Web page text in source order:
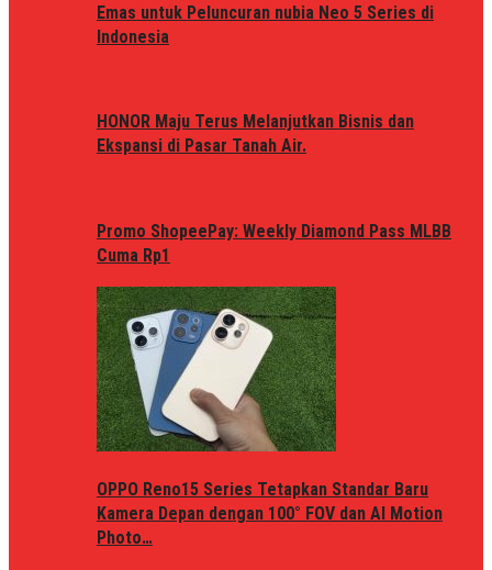
Emas untuk Peluncuran nubia Neo 5 Series di
Indonesia
HONOR Maju Terus Melanjutkan Bisnis dan
Ekspansi di Pasar Tanah Air.
Promo ShopeePay: Weekly Diamond Pass MLBB
Cuma Rp1
OPPO Reno15 Series Tetapkan Standar Baru
Kamera Depan dengan 100° FOV dan AI Motion
Photo…